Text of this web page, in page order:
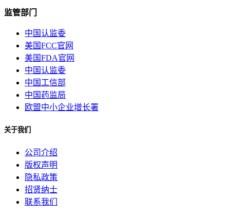
监管部门
中国认监委
美国FCC官网
美国FDA官网
中国认监委
中国工信部
中国药监局
欧盟中小企业增长署
关于我们
公司介绍
版权声明
隐私政策
招贤纳士
联系我们